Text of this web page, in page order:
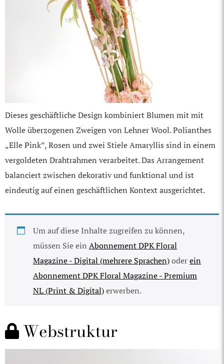
Dieses geschäftliche Design kombiniert Blumen mit mit
Wolle überzogenen Zweigen von Lehner Wool. Polianthes
„Elle Pink”, Rosen und zwei Stiele Amaryllis sind in einem
vergoldeten Drahtrahmen verarbeitet. Das Arrangement
balanciert zwischen dekorativ und funktional und ist
eindeutig auf einen geschäftlichen Kontext ausgerichtet.
Um auf diese Inhalte zugreifen zu können,
müssen Sie ein Abonnement DPK Floral
Magazine - Digital (mehrere Sprachen)oderein
Abonnement DPK Floral Magazine - Premium
NL (Print & Digital)erwerben.
Webstruktur